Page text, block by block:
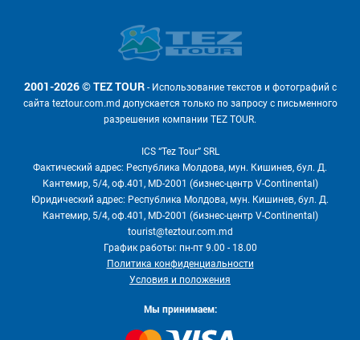
2001-2026 © TEZ TOUR- Использование текстов и фотографий с
сайта teztour.com.md допускается только по запросу с письменного
разрешения компании TEZ TOUR.
ICS “Tez Tour” SRL
Фактический адрес: Республика Молдова, мун. Кишинев, бул. Д.
Кантемир, 5/4, оф.401, MD-2001 (бизнес-центр V-Continental)
Юридический адрес: Республика Молдова, мун. Кишинев, бул. Д.
Кантемир, 5/4, оф.401, MD-2001 (бизнес-центр V-Continental)
tourist@teztour.com.md
График работы: пн-пт 9.00 - 18.00
Политика конфиденциальности
Условия и положения
Мы принимаем: